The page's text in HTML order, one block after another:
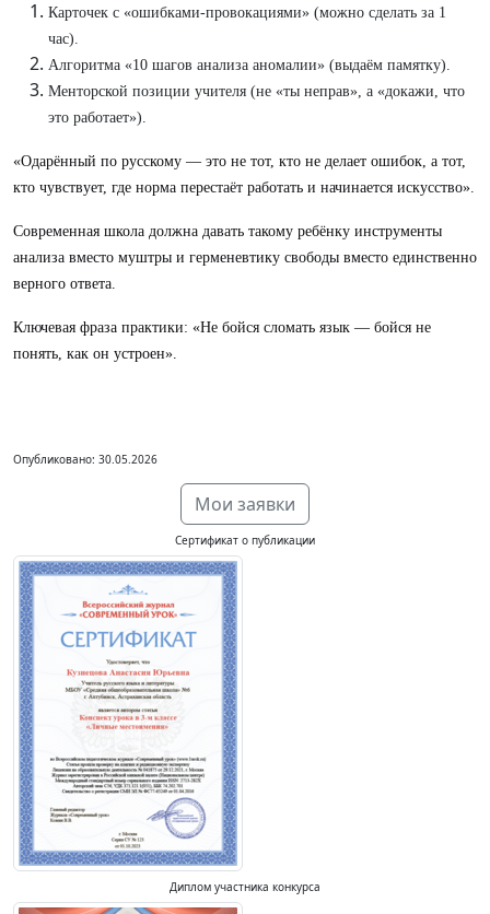
Карточек с «ошибками-провокациями» (можно сделать за 1
час).
Алгоритма «10 шагов анализа аномалии» (выдаём памятку).
Менторской позиции учителя (не «ты неправ», а «докажи, что
это работает»).
«Одарённый по русскому — это не тот, кто не делает ошибок, а тот,
кто чувствует, где норма перестаёт работать и начинается искусство».
Современная школа должна давать такому ребёнку инструменты
анализа вместо муштры и герменевтику свободы вместо единственно
верного ответа.
Ключевая фраза практики: «Не бойся сломать язык — бойся не
понять, как он устроен».
Опубликовано: 30.05.2026
Мои заявки
Сертификат о публикации
Диплом участника конкурса